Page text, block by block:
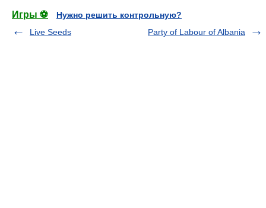
Игры ⚽
Нужно решить контрольную?
Live Seeds
Party of Labour of Albania